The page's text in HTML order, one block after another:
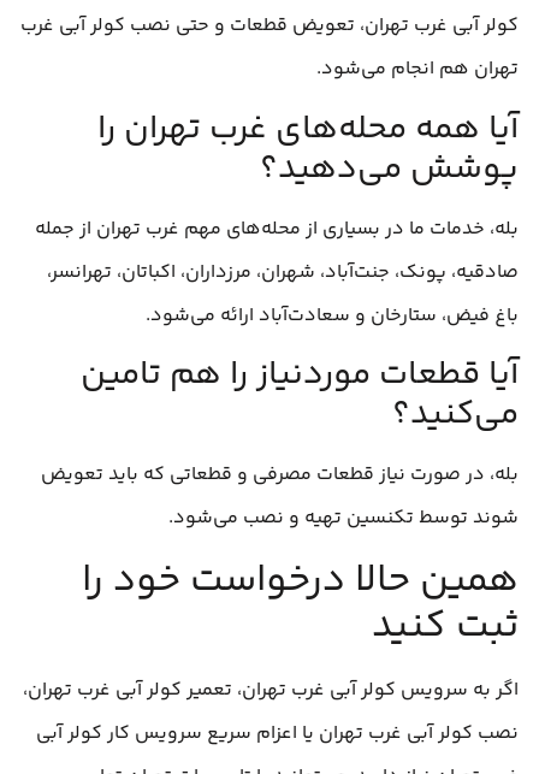
کولر آبی غرب تهران، تعویض قطعات و حتی نصب کولر آبی غرب
تهران هم انجام می‌شود.
آیا همه محله‌های غرب تهران را
پوشش می‌دهید؟
بله، خدمات ما در بسیاری از محله‌های مهم غرب تهران از جمله
صادقیه، پونک، جنت‌آباد، شهران، مرزداران، اکباتان، تهرانسر،
باغ فیض، ستارخان و سعادت‌آباد ارائه می‌شود.
آیا قطعات موردنیاز را هم تامین
می‌کنید؟
بله، در صورت نیاز قطعات مصرفی و قطعاتی که باید تعویض
شوند توسط تکنسین تهیه و نصب می‌شود.
همین حالا درخواست خود را
ثبت کنید
اگر به سرویس کولر آبی غرب تهران، تعمیر کولر آبی غرب تهران،
نصب کولر آبی غرب تهران یا اعزام سریع سرویس کار کولر آبی